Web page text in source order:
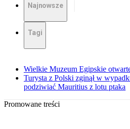
Najnowsze
Tagi
Wielkie Muzeum Egipskie
Turysta z Polski zginął w
podziwiać Mauritius z lotu ptaka
Promowane treści